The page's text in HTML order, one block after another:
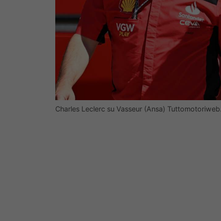
Charles Leclerc su Vasseur (Ansa)